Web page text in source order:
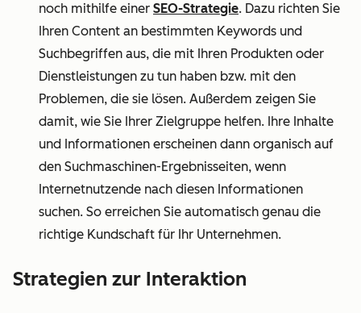
noch mithilfe einer SEO-Strategie. Dazu richten Sie
Ihren Content an bestimmten Keywords und
Suchbegriffen aus, die mit Ihren Produkten oder
Dienstleistungen zu tun haben bzw. mit den
Problemen, die sie lösen. Außerdem zeigen Sie
damit, wie Sie Ihrer Zielgruppe helfen. Ihre Inhalte
und Informationen erscheinen dann organisch auf
den Suchmaschinen-Ergebnisseiten, wenn
Internetnutzende nach diesen Informationen
suchen. So erreichen Sie automatisch genau die
richtige Kundschaft für Ihr Unternehmen.
Strategien zur Interaktion